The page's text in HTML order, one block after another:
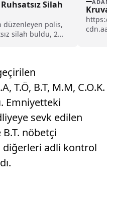
Silah
düzenleyen polis,
silah buldu, 2
ADANA
https://
T.Ö, B.T, M.M, C.O.K.
Emniyetteki
sevk edilen
B.T. nöbetçi
diğerleri adli kontrol